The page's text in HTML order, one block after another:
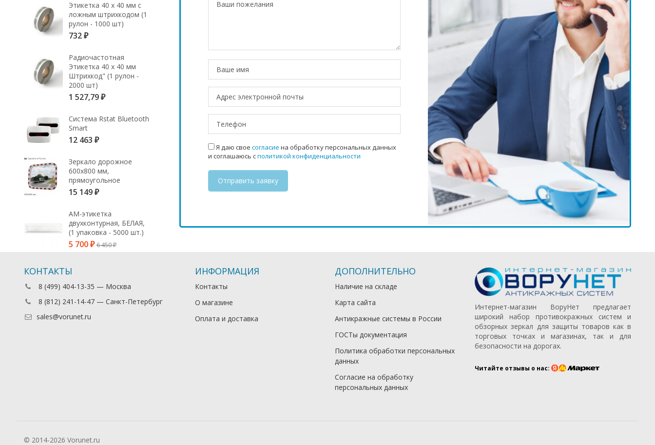
Я даю свое согласие на обработку персональных данных
и соглашаюсь сполитикой конфиденциальности
Этикетка 40 х 40 мм с
ложным штрихкодом (1
рулон - 1000 шт)
732 ₽
Радиочастотная
Этикетка 40 х 40 мм
Штрихкод" (1 рулон -
2000 шт)
1 527,79 ₽
Система Rstat Bluetooth
Smart
12 463 ₽
Зеркало дорожное
600х800 мм,
прямоугольное
15 149 ₽
АМ-этикетка
двухконтурная, БЕЛАЯ,
(1 упаковка - 5000 шт.)
5 700 ₽ 6 450₽
КОНТАКТЫ
8 (499) 404-13-35 — Москва
8 (812) 241-14-47 — Санкт-Петербург
sales@vorunet.ru
ИНФОРМАЦИЯ
Контакты
О магазине
Оплата и доставка
ДОПОЛНИТЕЛЬНО
Наличие на складе
Карта сайта
Антикражные системы в России
ГОСТы документация
Политика обработки персональных
данных
Согласие на обработку
персональных данных
Интернет-магазин ВоруНет предлагает
широкий набор противокражных систем и
обзорных зеркал для защиты товаров как в
торговых точках и магазинах, так и для
безопасности на дорогах.
Читайте отзывы о нас:
© 2014-2026 Vorunet.ru